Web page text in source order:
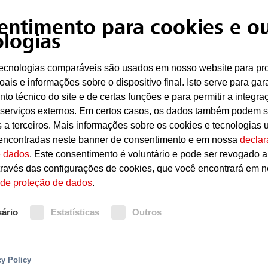
para cookies e
comparáveis são usados em nosso website para
e informações sobre o dispositivo final. Isto serve para
técnico do site e de certas funções e para permitir a
externos. Em certos casos, os dados também podem
a terceiros. Mais informações sobre os cookies e tecnologias
neste banner de consentimento e em nossa
dados. Este consentimento é voluntário e pode ser revogado
das configurações de cookies, que você encontrará em
proteção de dados.
Estatísticas Outros
Policy
Minifog ProCon XP oferecem uma proteção
como, por exemplo, para sistemas em espaços
em comparação com sistemas extintores por
na extinção minimiza o risco de danos
o abastecimento.
Combustível diesel, que inflama em
Vazamento de óleo de lubrificação
Proteção contra incêndios
Para proteção local do gerador de emergência,
Minifog ProCon são ideais. Estes podem ser
instalados para fins de proteção de edifícios e
através de bicos de névoa de água abertos. Os
Minifog ProCon são acionados por um sistema